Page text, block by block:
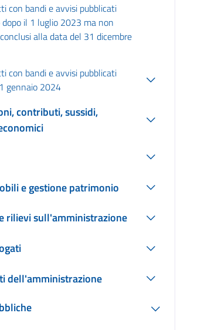
con bandi e avvisi pubblicati
dopo il 1 luglio 2023 ma non
alla data del 31 dicembre
con bandi e avvisi pubblicati
gennaio 2024
contributi, sussidi,
e gestione patrimonio
rilievi sull'amministrazione
dell'amministrazione